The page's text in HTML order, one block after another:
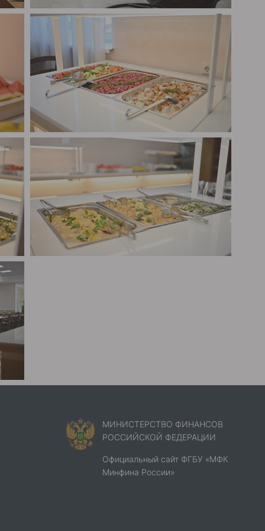
МИНИСТЕРСТВО ФИНАНСОВ
РОССИЙСКОЙ ФЕДЕРАЦИИ
Официальный сайт ФГБУ «МФК
Минфина России»